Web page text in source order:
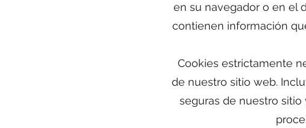
en su navegador o en el
contienen información
Cookies estrictamente
de nuestro sitio web.
seguras de nuestro